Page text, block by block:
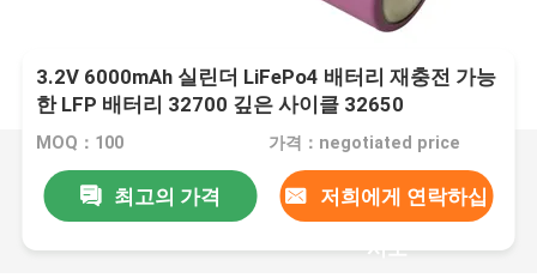
3.2V 6000mAh 실린더 LiFePo4 배터리 재충전 가능
한 LFP 배터리 32700 깊은 사이클 32650
MOQ：100 가격：negotiated price
최고의 가격 저희에게 연락하십
시오